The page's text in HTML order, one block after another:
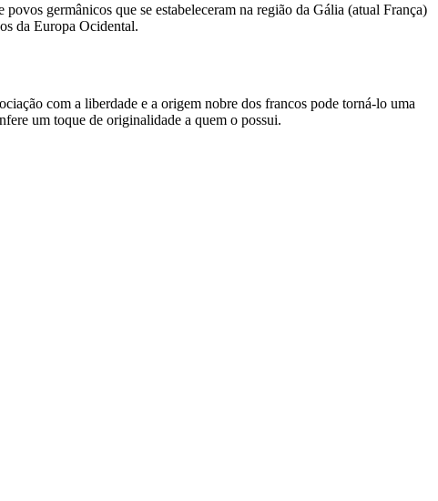
germânicos que se estabeleceram na região da Gália (atual França)
da Europa Ocidental.
com a liberdade e a origem nobre dos francos pode torná-lo uma
um toque de originalidade a quem o possui.